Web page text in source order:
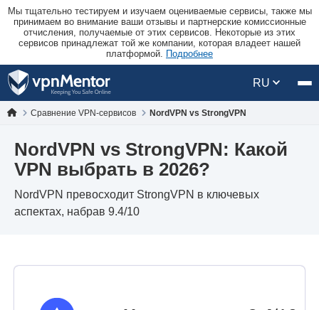
Мы тщательно тестируем и изучаем оцениваемые сервисы, также мы
принимаем во внимание ваши отзывы и партнерские комиссионные
отчисления, получаемые от этих сервисов. Некоторые из этих
сервисов принадлежат той же компании, которая владеет нашей
платформой. Подробнее
RU
Сравнение VPN-сервисов NordVPN vs StrongVPN
NordVPN vs StrongVPN: Какой
VPN выбрать в 2026?
NordVPN превосходит StrongVPN в ключевых
аспектах, набрав 9.4/10